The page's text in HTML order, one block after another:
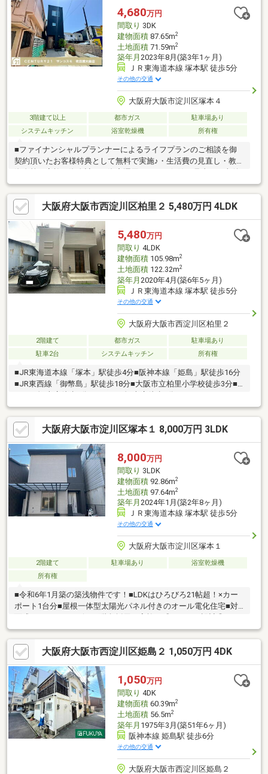
不適合責任及び設備補修義務免責※築年月日不詳のため固定資産
課税台帳記載事項（課税内容）証明書に基づき記載※再建築不可
4,680万円
間取り 3DK
建物面積87.65m2
土地面積71.59m2
築年月 2023年8月(築3年1ヶ月)
ＪＲ東海道本線 塚本駅 徒歩5分
その他の交通
大阪府大阪市淀川区塚本４
3階建て以上 都市ガス
駐車場あり
システムキッチン
浴室乾燥機 所有権
■ファイナンシャルプランナーによるライフプランのご相談を御
契約頂いたお客様特典として無料で実施♪・生活費の見直し・教育
困らないような資金計画・親の相続対策相談■□■おすすめポイン
ト紹介♪■□■◆大阪市立塚本小学校◆大阪市立新北野中学校◆JR
東海道線「塚本」駅徒歩5分♪◆2023年8月築の3DK♪お車１台駐車
可能♪◆大阪市内に庭付一戸建て住宅♪◆淀川花火大会を自宅で鑑
賞出来ます♪◆近隣商業施設が充実♪◆不動産の相談はCENTYRY21
サンコスモ吹田関大前店へ♪
大阪府大阪市西淀川区柏里２ 5,480万円 4LDK
5,480万円
間取り 4LDK
建物面積105.98m2
土地面積122.32m2
築年月 2020年4月(築6年5ヶ月)
ＪＲ東海道本線 塚本駅 徒歩5分
その他の交通
大阪府大阪市西淀川区柏里２
2階建て 都市ガス
駐車場あり
駐車2台
システムキッチン 所有権
■JR東海道本線「塚本」駅徒歩4分■阪神本線「姫島」駅徒歩16分
■JR東西線「御幣島」駅徒歩18分■大阪市立柏里小学校徒歩3分■
ライフ塚本店徒歩2分■サンディ塚本店徒歩3分■ファミリーマート
西淀川柏里店徒歩1分■柏里本通商店街徒歩3分■柏里西公園徒歩4
分■花川公園徒歩4分■西淀病院徒歩13分
大阪府大阪市淀川区塚本１ 8,000万円 3LDK
8,000万円
間取り 3LDK
建物面積92.86m2
土地面積97.64m2
築年月 2024年1月(築2年8ヶ月)
ＪＲ東海道本線 塚本駅 徒歩5分
その他の交通
大阪府大阪市淀川区塚本１
2階建て 駐車場あり
浴室乾燥機
所有権
■令和6年1月築の築浅物件です！■LDKはひろびろ21帖超！×カー
ポート1台分■屋根一体型太陽光パネル付きのオール電化住宅■対
ンドリールームの収納も豊富♪・「洗う・干す・しまう・着る」の
動線が整った神設計！■大阪駅へダイレクトアクセス！最短約3
分！・通勤通学に便利＆お出かけの幅も広がります♪・JR東海道
本線「塚本」駅 徒歩5分■お子様の通学も安心の距離！塚本小学校
へ徒歩9分／新北野中学校へ徒歩12分■スーパー・コンビニも徒歩
圏内！子育て環境◎お気軽にお問い合わせください♪
大阪府大阪市西淀川区姫島２ 1,050万円 4DK
1,050万円
間取り 4DK
建物面積60.39m2
土地面積56.5m2
築年月 1975年3月(築51年6ヶ月)
阪神本線 姫島駅 徒歩6分
その他の交通
大阪府大阪市西淀川区姫島２